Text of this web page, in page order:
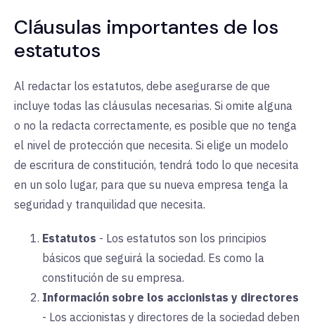
Cláusulas importantes de los
estatutos
Al redactar los estatutos, debe asegurarse de que
incluye todas las cláusulas necesarias. Si omite alguna
o no la redacta correctamente, es posible que no tenga
el nivel de protección que necesita. Si elige un modelo
de escritura de constitución, tendrá todo lo que necesita
en un solo lugar, para que su nueva empresa tenga la
seguridad y tranquilidad que necesita.
Estatutos - Los estatutos son los principios
básicos que seguirá la sociedad. Es como la
constitución de su empresa.
Información sobre los accionistas y directores
- Los accionistas y directores de la sociedad deben